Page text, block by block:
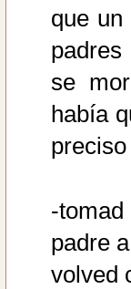
que un
se
había
-
padre
volved